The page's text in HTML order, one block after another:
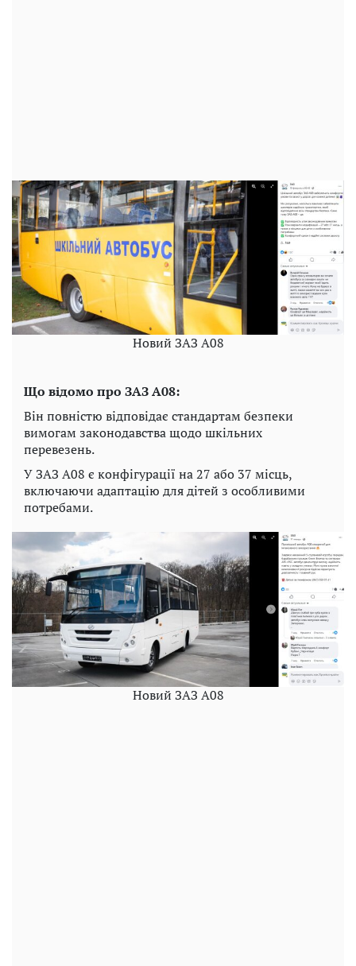
Новий ЗАЗ А08
Що відомо про ЗАЗ А08:
Він повністю відповідає стандартам безпеки
вимогам законодавства щодо шкільних
перевезень.
У ЗАЗ А08 є конфігурації на 27 або 37 місць,
включаючи адаптацію для дітей з особливими
потребами.
Новий ЗАЗ А08